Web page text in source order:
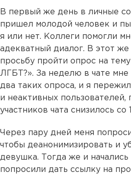
В первый же день в личные
пришел молодой человек и
я или нет. Коллеги помогли
адекватный диалог. В этот же
просьбу пройти опрос на
ЛГБТ?». За неделю в чате
два таких опроса, и я
и неактивных пользователей,
участников чата снизилось со
Через пару дней меня
чтобы деанонимизировать и
девушка. Тогда же и
попросили дать ссылку на